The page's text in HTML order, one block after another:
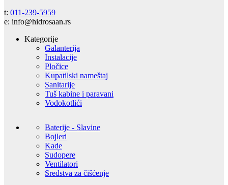
t: 011-239-5959
e: info@hidrosaan.rs
Kategorije
Galanterija
Instalacije
Pločice
Kupatilski nameštaj
Sanitarije
Tuš kabine i paravani
Vodokotlići
Baterije - Slavine
Bojleri
Kade
Sudopere
Ventilatori
Sredstva za čišćenje